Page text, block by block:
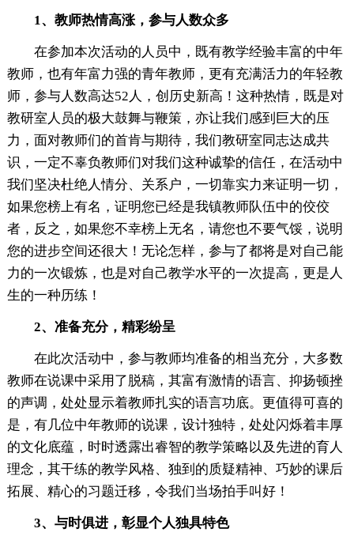
1、教师热情高涨，参与人数众多
在参加本次活动的人员中，既有教学经验丰富的中年
教师，也有年富力强的青年教师，更有充满活力的年轻教
师，参与人数高达52人，创历史新高！这种热情，既是对
教研室人员的极大鼓舞与鞭策，亦让我们感到巨大的压
力，面对教师们的首肯与期待，我们教研室同志达成共
识，一定不辜负教师们对我们这种诚挚的信任，在活动中
我们坚决杜绝人情分、关系户，一切靠实力来证明一切，
如果您榜上有名，证明您已经是我镇教师队伍中的佼佼
者，反之，如果您不幸榜上无名，请您也不要气馁，说明
您的进步空间还很大！无论怎样，参与了都将是对自己能
力的一次锻炼，也是对自己教学水平的一次提高，更是人
生的一种历练！
2、准备充分，精彩纷呈
在此次活动中，参与教师均准备的相当充分，大多数
教师在说课中采用了脱稿，其富有激情的语言、抑扬顿挫
的声调，处处显示着教师扎实的语言功底。更值得可喜的
是，有几位中年教师的说课，设计独特，处处闪烁着丰厚
的文化底蕴，时时透露出睿智的教学策略以及先进的育人
理念，其干练的教学风格、独到的质疑精神、巧妙的课后
拓展、精心的习题迁移，令我们当场拍手叫好！
3、与时俱进，彰显个人独具特色